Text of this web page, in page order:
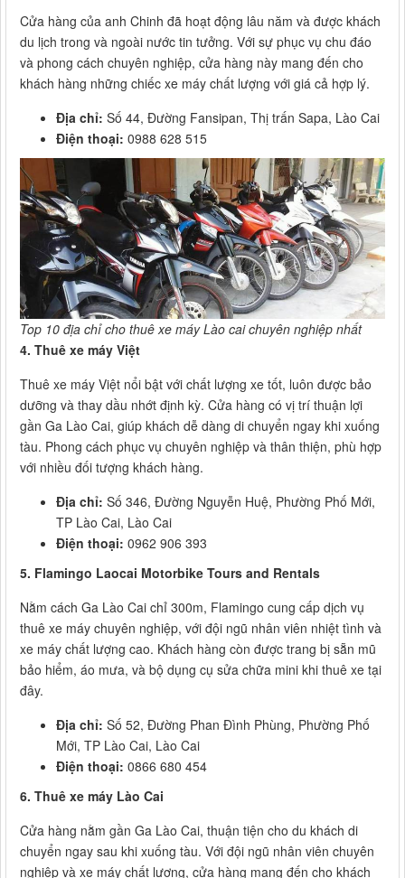
Cửa hàng của anh Chinh đã hoạt động lâu năm và được khách
du lịch trong và ngoài nước tin tưởng. Với sự phục vụ chu đáo
và phong cách chuyên nghiệp, cửa hàng này mang đến cho
khách hàng những chiếc xe máy chất lượng với giá cả hợp lý.
Địa chỉ: Số 44, Đường Fansipan, Thị trấn Sapa, Lào Cai
Điện thoại: 0988 628 515
Top 10 địa chỉ cho thuê xe máy Lào cai chuyên nghiệp nhất
4. Thuê xe máy Việt
Thuê xe máy Việt nổi bật với chất lượng xe tốt, luôn được bảo
dưỡng và thay dầu nhớt định kỳ. Cửa hàng có vị trí thuận lợi
gần Ga Lào Cai, giúp khách dễ dàng di chuyển ngay khi xuống
tàu. Phong cách phục vụ chuyên nghiệp và thân thiện, phù hợp
với nhiều đối tượng khách hàng.
Địa chỉ: Số 346, Đường Nguyễn Huệ, Phường Phố Mới,
TP Lào Cai, Lào Cai
Điện thoại: 0962 906 393
5. Flamingo Laocai Motorbike Tours and Rentals
Nằm cách Ga Lào Cai chỉ 300m, Flamingo cung cấp dịch vụ
thuê xe máy chuyên nghiệp, với đội ngũ nhân viên nhiệt tình và
xe máy chất lượng cao. Khách hàng còn được trang bị sẵn mũ
bảo hiểm, áo mưa, và bộ dụng cụ sửa chữa mini khi thuê xe tại
đây.
Địa chỉ: Số 52, Đường Phan Đình Phùng, Phường Phố
Mới, TP Lào Cai, Lào Cai
Điện thoại: 0866 680 454
6. Thuê xe máy Lào Cai
Cửa hàng nằm gần Ga Lào Cai, thuận tiện cho du khách di
chuyển ngay sau khi xuống tàu. Với đội ngũ nhân viên chuyên
nghiệp và xe máy chất lượng, cửa hàng mang đến cho khách